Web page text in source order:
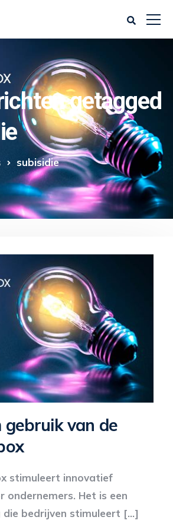
getagged
subisidie
gebruik van de
stimuleert innovatief
ondernemers. Het is een
die bedrijven stimuleert […]